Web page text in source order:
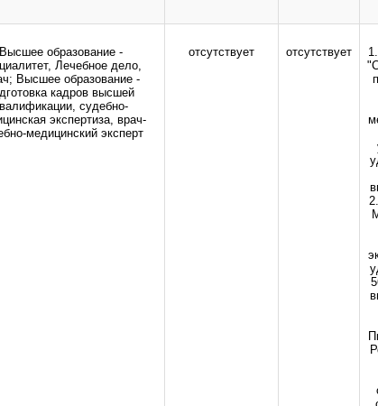
Высшее образование -
Лечебное дело,
Высшее образование -
кадров высшей
судебно-
экспертиза, врач-
медицинский эксперт
отсутствует отсутствует
возможно только с письменного разрешения